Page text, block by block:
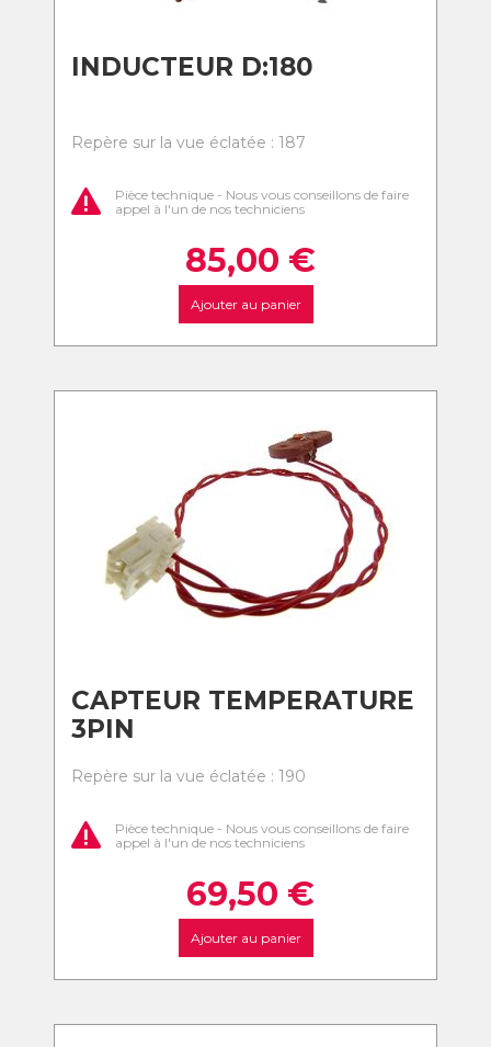
INDUCTEUR D:180
Repère sur la vue éclatée : 187
Pièce technique - Nous vous conseillons de faire
appel à l'un de nos techniciens
85,00 €
Ajouter au panier
CAPTEUR TEMPERATURE
3PIN
Repère sur la vue éclatée : 190
Pièce technique - Nous vous conseillons de faire
appel à l'un de nos techniciens
69,50 €
Ajouter au panier